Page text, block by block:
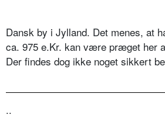
Dansk by i Jylland. Det menes, at
ca. 975 e.Kr. kan være præget her
Der findes dog ikke noget sikkert
..